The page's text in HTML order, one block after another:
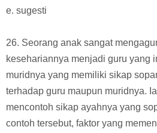
e. sugesti
26. Seorang anak sangat
kesehariannya menjadi guru yang
muridnya yang memiliki sikap
terhadap guru maupun muridnya.
mencontoh sikap ayahnya yang
contoh tersebut, faktor yang